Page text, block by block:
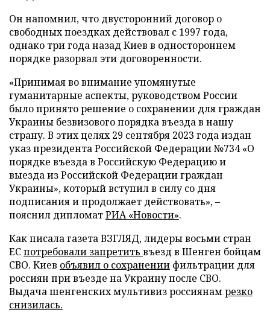
Он напомнил, что двусторонний договор о
свободных поездках действовал с 1997 года,
однако три года назад Киев в одностороннем
порядке разорвал эти договоренности.
«Принимая во внимание упомянутые
гуманитарные аспекты, руководством России
было принято решение о сохранении для граждан
Украины безвизового порядка въезда в нашу
страну. В этих целях 29 сентября 2023 года издан
указ президента Российской Федерации №734 «О
порядке въезда в Российскую Федерацию и
выезда из Российской Федерации граждан
Украины», который вступил в силу со дня
подписания и продолжает действовать», –
пояснил дипломатРИА «Новости».
Как писала газета ВЗГЛЯД, лидеры восьми стран
ЕСпотребовали запретить въезд в Шенген бойцам
СВО. Киев объявил о сохранении фильтрации для
россиян при въезде на Украину после СВО.
Выдача шенгенских мультивиз россиянамрезко
снизилась.